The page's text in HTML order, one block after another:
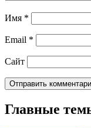
Имя *
Email *
Сайт
Главные